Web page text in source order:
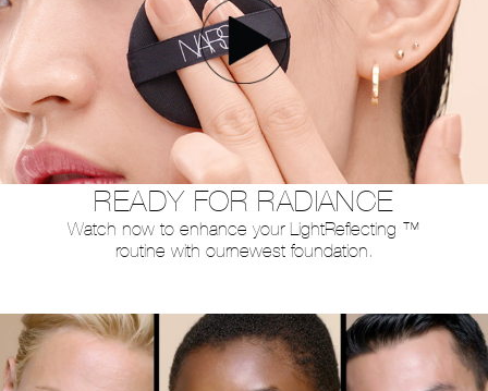
READY FOR RADIANCE
Watch now to enhance your LightReflecting ™
routine with ournewest foundation.